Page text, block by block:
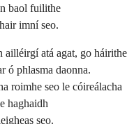
baol fuilithe
imní seo.
atá agat, go háirithe
ó phlasma daonna.
roimhe seo le cóireálacha
haghaidh
seo.